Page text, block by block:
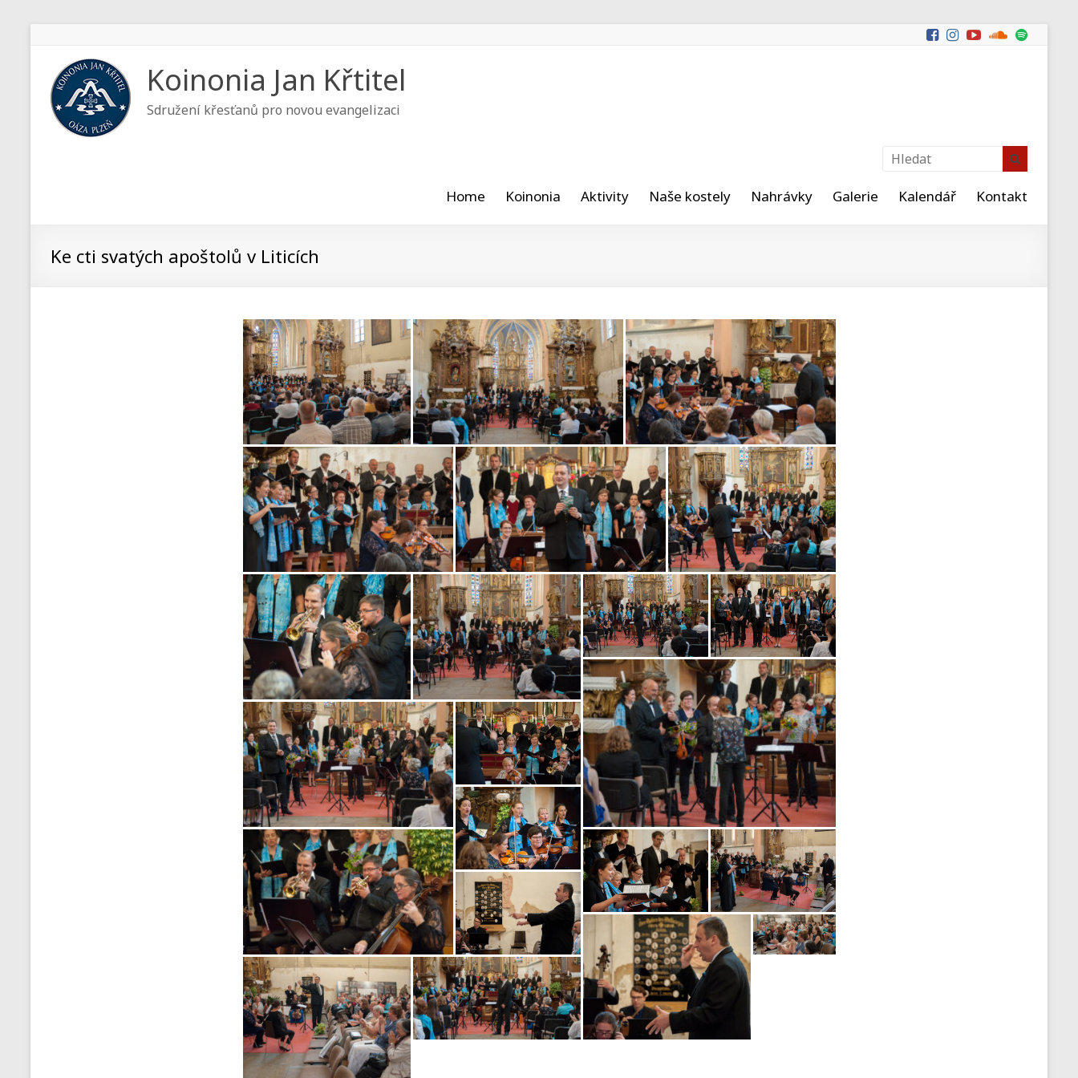
Koinonia Jan Křtitel
Sdružení křesťanů pro novou evangelizaci
Home Koinonia Aktivity Naše kostely Nahrávky Galerie Kalendář Kontakt
Ke cti svatých apoštolů v Liticích